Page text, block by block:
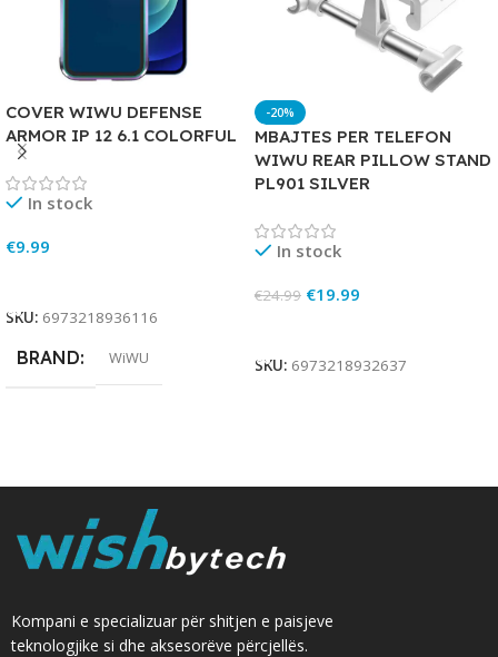
COVER WIWU DEFENSE
ARMOR IP 12 6.1 COLORFUL
In stock
€9.99
SKU: 6973218936116
BRAND WiWU
-20%
MBAJTES PER TELEFON
WIWU REAR PILLOW STAND
PL901 SILVER
In stock
€24.99 €19.99
SKU: 6973218932637
Kompani e specializuar për shitjen e paisjeve
teknologjike si dhe aksesorëve përcjellës.